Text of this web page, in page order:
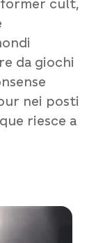
cult,
da giochi
nei posti
riesce a